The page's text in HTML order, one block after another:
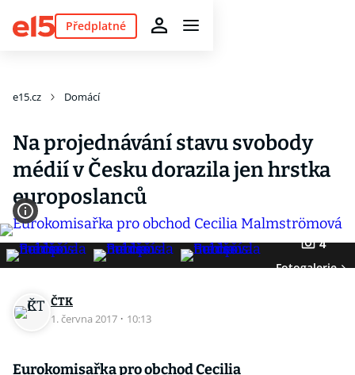
Předplatné
e15.cz Domácí
Na projednávání stavu svobody
médií v Česku dorazila jen hrstka
europoslanců
4
Fotogalerie
ČTK
1. června 2017 · 10:13
Eurokomisařka pro obchod Cecilia